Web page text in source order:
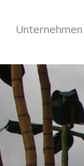
Unternehmen